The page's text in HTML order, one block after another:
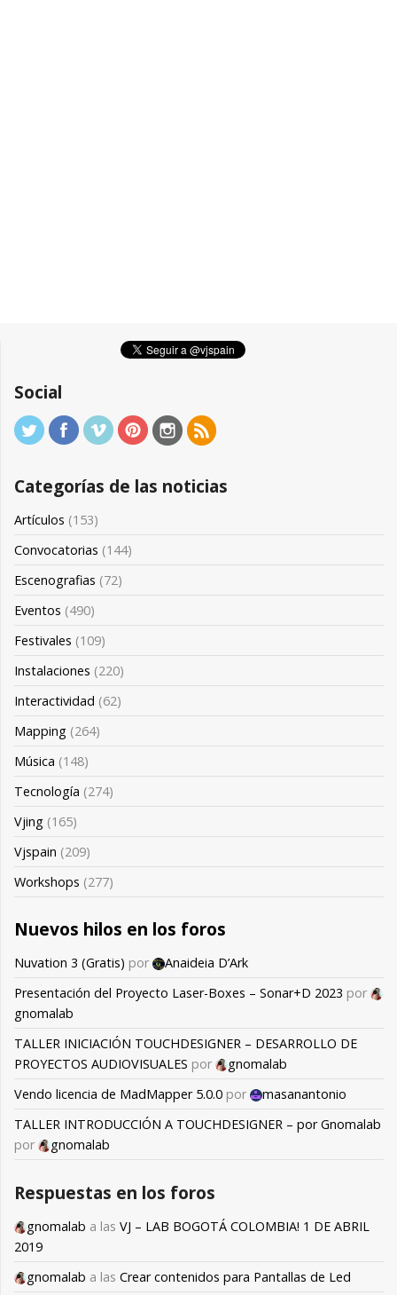
Social
Categorías de las noticias
Artículos (153)
Convocatorias (144)
Escenografias (72)
Eventos (490)
Festivales (109)
Instalaciones (220)
Interactividad (62)
Mapping (264)
Música (148)
Tecnología (274)
Vjing (165)
Vjspain (209)
Workshops (277)
Nuevos hilos en los foros
Nuvation 3 (Gratis) por
Anaideia D’Ark
Presentación del Proyecto Laser-Boxes – Sonar+D 2023 por
gnomalab
TALLER INICIACIÓN TOUCHDESIGNER – DESARROLLO DE
PROYECTOS AUDIOVISUALES por
gnomalab
Vendo licencia de MadMapper 5.0.0 por
masanantonio
TALLER INTRODUCCIÓN A TOUCHDESIGNER – por Gnomalab
por
gnomalab
Respuestas en los foros
gnomalab a las VJ – LAB BOGOTÁ COLOMBIA! 1 DE ABRIL
2019
gnomalab a las Crear contenidos para Pantallas de Led